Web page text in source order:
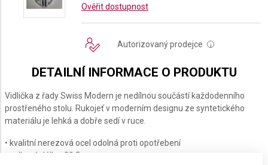
Ověřit dostupnost
Autorizovaný prodejce i
DETAILNÍ INFORMACE O PRODUKTU
Vidlička z řady Swiss Modern je nedílnou součástí každodenního
prostřeného stolu. Rukojeť v moderním designu ze syntetického
materiálu je lehká a dobře sedí v ruce.
• kvalitní nerezová ocel odolná proti opotřebení
• celková délka: 20,5 cm